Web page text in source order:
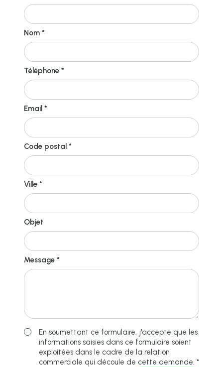
Nom *
Téléphone *
Email *
Code postal *
Ville *
Objet
Message *
En soumettant ce formulaire, j'accepte que les
informations saisies dans ce formulaire soient
exploitées dans le cadre de la relation
commerciale qui découle de cette demande. *